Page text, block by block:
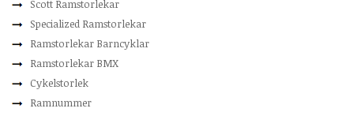
Scott Ramstorlekar
Specialized Ramstorlekar
Ramstorlekar Barncyklar
Ramstorlekar BMX
Cykelstorlek
Ramnummer